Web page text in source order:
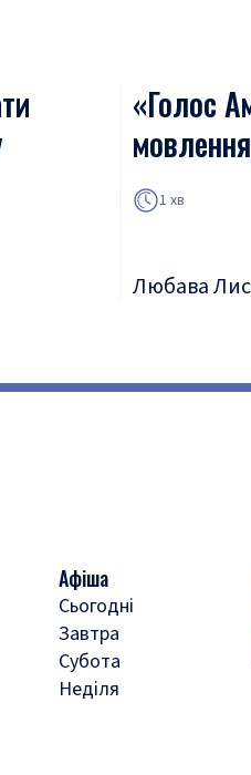
«Голос
1 хв
Любава
Афіша
Сьогодні
Завтра
Субота
Неділя